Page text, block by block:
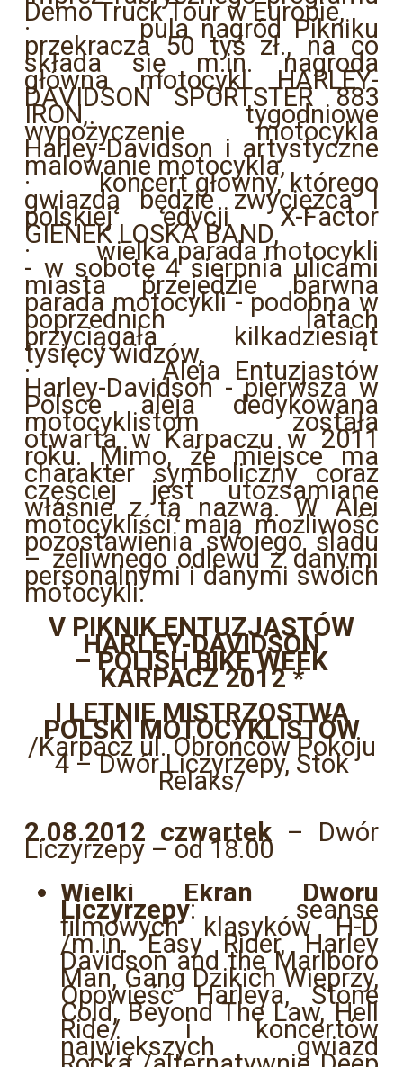
Demo Truck Tour w Europie,
· pula nagród Pikniku
przekracza 50 tyś zł., na co
składa się m.in. nagroda
główna motocykl HARLEY-
DAVIDSON SPORTSTER 883
IRON, tygodniowe
wypożyczenie motocykla
Harley-Davidson i artystyczne
malowanie motocykla,
· koncert główny, którego
gwiazdą będzie zwycięzca I
polskiej edycji X-Factor
GIENEK LOSKA BAND,
· wielka parada motocykli
- w sobotę 4 sierpnia ulicami
miasta przejedzie barwna
parada motocykli - podobna w
poprzednich latach
przyciągała kilkadziesiąt
tysięcy widzów,
· Aleja Entuzjastów
Harley-Davidson - pierwsza w
Polsce aleja dedykowana
motocyklistom została
otwarta w Karpaczu w 2011
roku. Mimo, że miejsce ma
charakter symboliczny coraz
częściej jest utożsamiane
właśnie z tą nazwą. W Alei
motocykliści mają możliwość
pozostawienia swojego śladu
– żeliwnego odlewu z danymi
personalnymi i danymi swoich
motocykli.
V PIKNIK ENTUZJASTÓW
HARLEY-DAVIDSON
– POLISH BIKE WEEK
KARPACZ 2012 *
I LETNIE MISTRZOSTWA
POLSKI MOTOCYKLISTÓW
/Karpacz ul. Obrońców Pokoju
4 – Dwór Liczyrzepy, Stok
Relaks/
2.08.2012 czwartek – Dwór
Liczyrzepy – od 18.00
Wielki Ekran Dworu
Liczyrzepy: seanse
filmowych klasyków H-D
/m.in. Easy Rider,Harley
Davidson and the Marlboro
Man, Gang Dzikich Wieprzy,
Opowieść Harleya, Stone
Cold, Beyond The Law, Hell
Ride/ ikoncertów
największych gwiazd